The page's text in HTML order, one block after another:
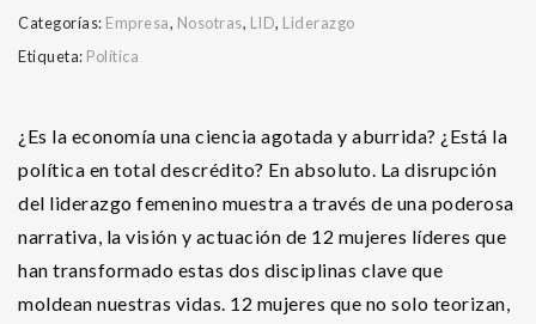
Categorías: Empresa, Nosotras, LID, Liderazgo
Etiqueta: Política
¿Es la economía una ciencia agotada y aburrida? ¿Está la
política en total descrédito? En absoluto. La disrupción
del liderazgo femenino muestra a través de una poderosa
narrativa, la visión y actuación de 12 mujeres líderes que
han transformado estas dos disciplinas clave que
moldean nuestras vidas. 12 mujeres que no solo teorizan,